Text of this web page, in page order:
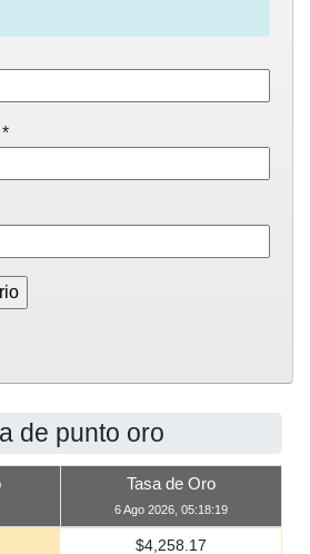
*
de punto oro
Tasa de Oro
6 Ago 2026, 05:18:19
$4,258.17